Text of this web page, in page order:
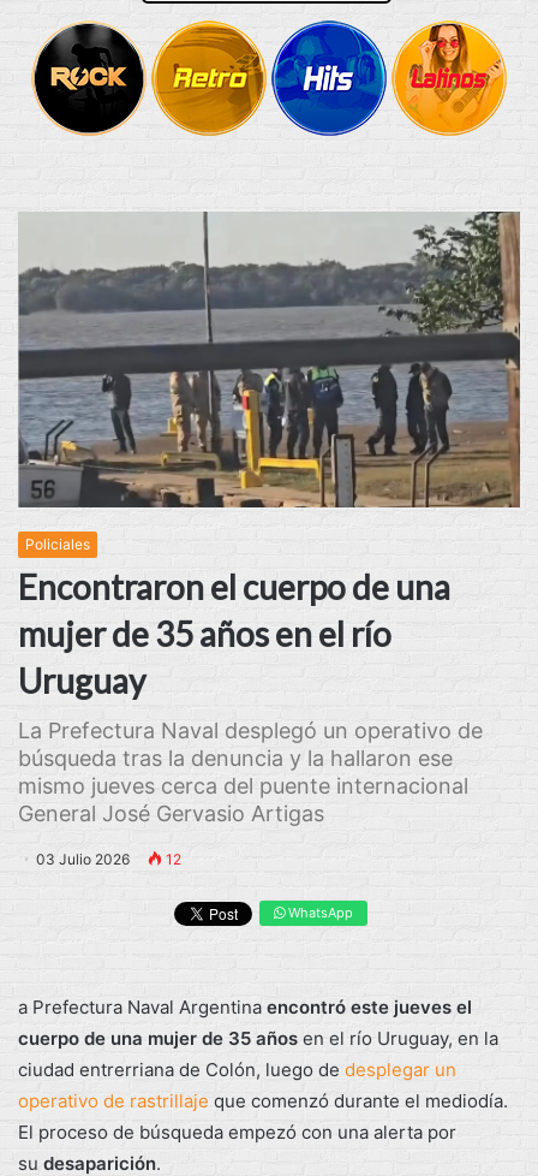
Policiales
Encontraron el cuerpo de una
mujer de 35 años en el río
Uruguay
La Prefectura Naval desplegó un operativo de
búsqueda tras la denuncia y la hallaron ese
mismo jueves cerca del puente internacional
General José Gervasio Artigas
03 Julio 2026 12
WhatsApp
a Prefectura Naval Argentina encontró este jueves el
cuerpo de una mujer de 35 años en el río Uruguay, en la
ciudad entrerriana de Colón, luego de desplegar un
operativo de rastrillaje que comenzó durante el mediodía.
El proceso de búsqueda empezó con una alerta por
su desaparición.